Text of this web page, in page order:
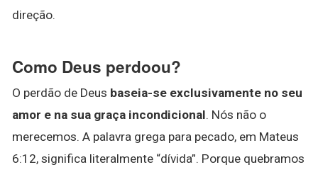
direção.
Como Deus perdoou?
O perdão de Deus baseia-se exclusivamente no seu
amor e na sua graça incondicional. Nós não o
merecemos. A palavra grega para pecado, em Mateus
6:12, significa literalmente “dívida”. Porque quebramos